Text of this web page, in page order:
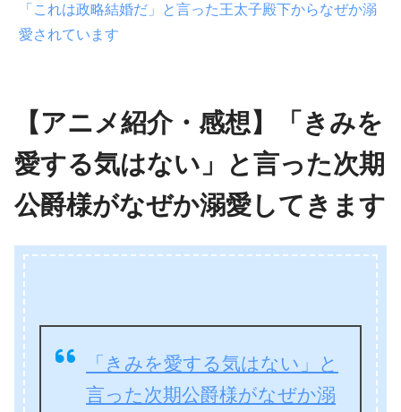
「これは政略結婚だ」と言った王太子殿下からなぜか溺
愛されています
【アニメ紹介・感想】「きみを
愛する気はない」と言った次期
公爵様がなぜか溺愛してきます
「きみを愛する気はない」と
言った次期公爵様がなぜか溺